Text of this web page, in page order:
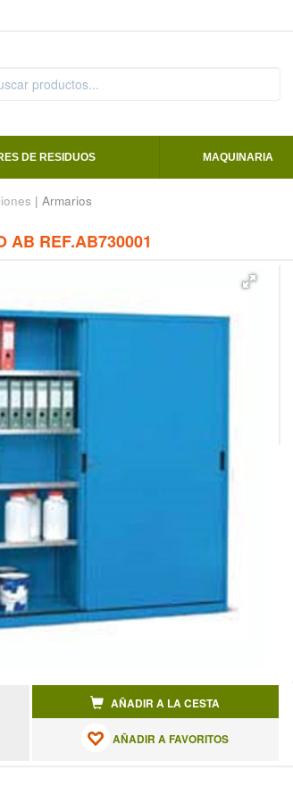
DE RESIDUOS MAQUINARIA
| Armarios
AB REF.AB730001
AÑADIR A LA CESTA
AÑADIR A FAVORITOS